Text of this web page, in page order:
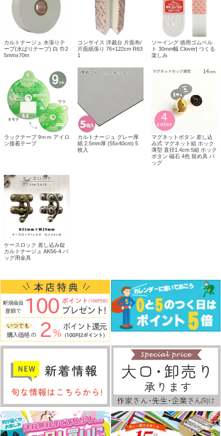
カルトナージュ 水張りテ
ープ(水ばりテープ) 白 巾2
5mmx70m
コンサイス 洋裁台 片面布/
片面紙張り 76×122cm R63
1
ソーイング 徳用ゴムベル
ト 30mm幅 Clover| つくる
楽しみ
ラックテープ 9ｍｍ アイロ
ン接着テープ
カルトナージュ グレー厚
紙 2.5mm厚 (55x40cm) 5
枚入
マグネットボタン 差し込
み式 マグネット組 ホック
薄型 直径1.4cm 5組 ホック
ボタン 磁石 4色 留め具 バ
ッグ
ケースロック 差し込み錠
カルトナージュ AK56-4 バ
ッグ用金具